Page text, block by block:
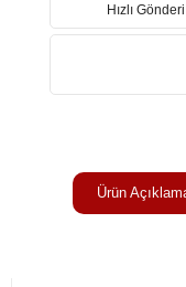
Hızlı Gönderi
Ürün